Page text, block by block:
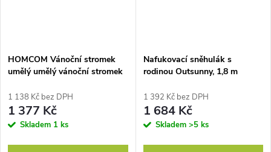
HOMCOM Vánoční stromek
umělý umělý vánoční stromek
hvězda 2,1 m, zelený
1 138 Kč bez DPH
1 377 Kč
Skladem 1 ks
Nafukovací sněhulák s
rodinou Outsunny, 1,8 m
osvětlením pro vnitřní i
venkovní použití
1 392 Kč bez DPH
1 684 Kč
Skladem >5 ks